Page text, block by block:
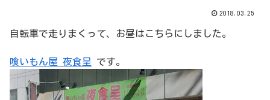
2018.03.25
自転車で走りまくって、お昼はこちらにしました。
喰いもん屋 夜食呈 です。